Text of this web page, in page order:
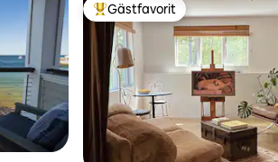
Populär gästfavorit
Gästfavorit